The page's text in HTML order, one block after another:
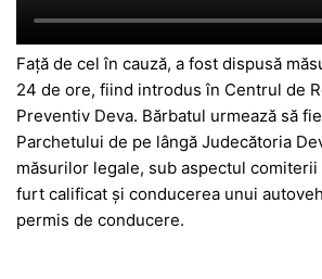
Față de cel în cauză, a fost dispusă
24 de ore, fiind introdus în Centrul de
Preventiv Deva. Bărbatul urmează să
Parchetului de pe lângă Judecătoria
măsurilor legale, sub aspectul
furt calificat și conducerea unui
permis de conducere.